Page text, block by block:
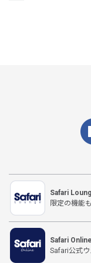
Safari
限定の機能
Safari Online
Safari公式